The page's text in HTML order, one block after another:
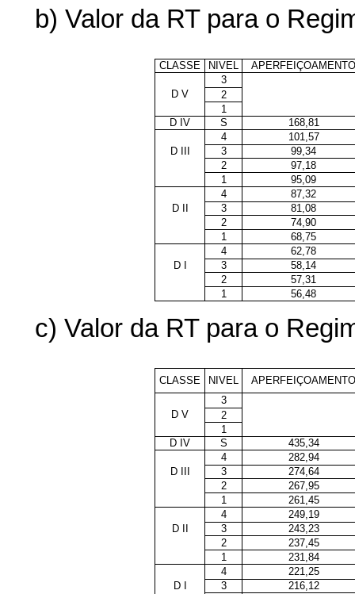
b) Valor da RT para o
CLASSE NIVEL
APERFEIÇOAMENTO
3
D V
2
1
D IV
S
168,81
4
101,57
D III
3
99,34
2
97,18
1
95,09
4
87,32
D II
3
81,08
2
74,90
1
68,75
4
62,78
D I
3
58,14
2
57,31
1
56,48
c) Valor da RT para o
CLASSE NIVEL
APERFEIÇOAMENTO
3
D V
2
1
D IV
S
435,34
4
282,94
D III
3
274,64
2
267,95
1
261,45
4
249,19
D II
3
243,23
2
237,45
1
231,84
4
221,25
D I
3
216,12